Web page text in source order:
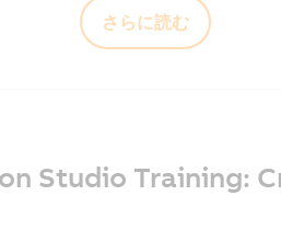
さらに読む
Studio Training: